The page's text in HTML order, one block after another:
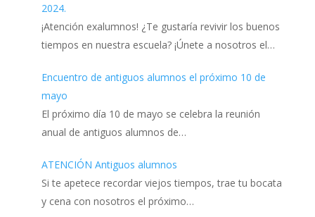
2024.
¡Atención exalumnos! ¿Te gustaría revivir los buenos
tiempos en nuestra escuela? ¡Únete a nosotros el…
Encuentro de antiguos alumnos el próximo 10 de
mayo
El próximo día 10 de mayo se celebra la reunión
anual de antiguos alumnos de…
ATENCIÓN Antiguos alumnos
Si te apetece recordar viejos tiempos, trae tu bocata
y cena con nosotros el próximo…